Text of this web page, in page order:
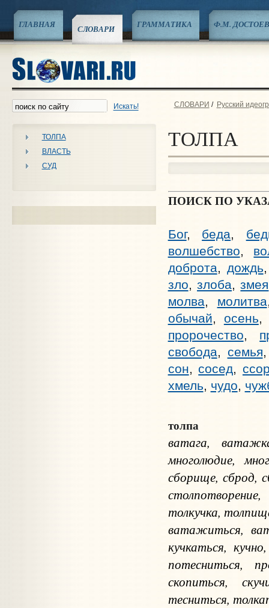
ГЛАВНАЯ СЛОВАРИ ГРАММАТИКА Ф.М.
Искать!
ТОЛПА
ВЛАСТЬ
СУД
СЛОВАРИ / Русский
ТОЛПА
ПОИСК ПО
Бог, беда,
волшебство,
доброта, дождь
зло, злоба,змея
молва, молитва
обычай, осень
пророчество,
свобода, семья
сон, сосед,
хмель, чудо,
толпа
ватага,
многолюдие,
сборище, сброд,
толкучка,
ватажиться,
кучкаться,
потесниться,
скопиться,
тесниться,